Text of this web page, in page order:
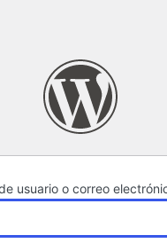
usuario o correo